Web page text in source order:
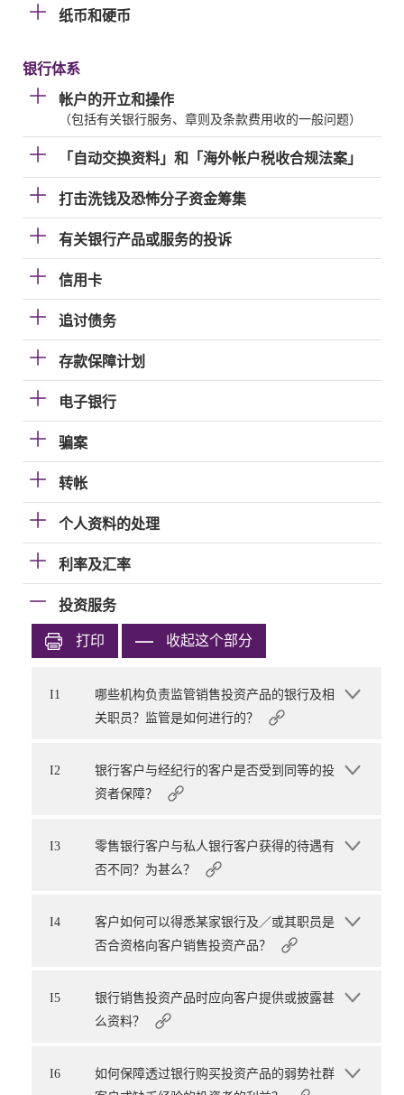
纸币和硬币
银行体系
帐户的开立和操作
（包括有关银行服务、章则及条款费用收的一般问题）
「自动交换资料」和「海外帐户税收合规法案」
打击洗钱及恐怖分子资金筹集
有关银行产品或服务的投诉
信用卡
追讨债务
存款保障计划
电子银行
骗案
转帐
个人资料的处理
利率及汇率
投资服务
打印 收起这个部分
I1
哪些机构负责监管销售投资产品的银行及相
关职员？监管是如何进行的？
I2
银行客户与经纪行的客户是否受到同等的投
资者保障？
I3
零售银行客户与私人银行客户获得的待遇有
否不同？为甚么？
I4
客户如何可以得悉某家银行及／或其职员是
否合资格向客户销售投资产品？
I5
银行销售投资产品时应向客户提供或披露甚
么资料？
I6
如何保障透过银行购买投资产品的弱势社群